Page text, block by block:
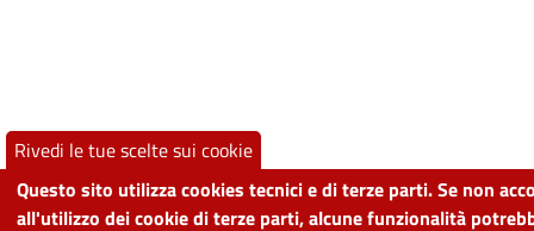
Rivedi le tue scelte sui cookie
Questo sito utilizza cookies tecnici e di terze parti. Se non
all'utilizzo dei cookie di terze parti, alcune funzionalità